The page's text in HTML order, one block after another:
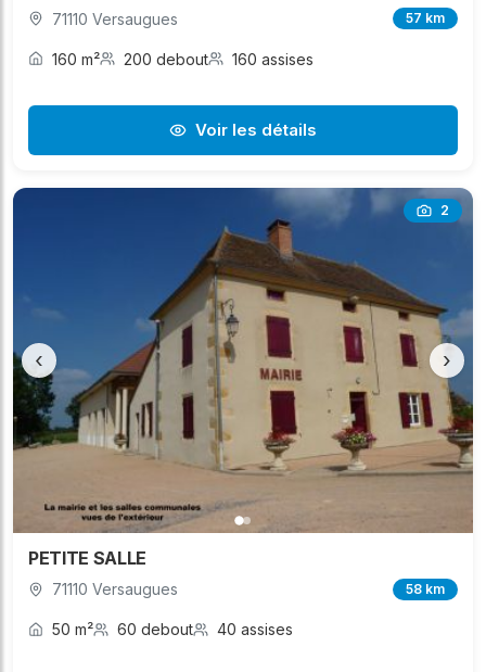
71110 Versaugues 57 km
160 m² 200 debout 160 assises
Voir les détails
2
‹ ›
PETITE SALLE
71110 Versaugues 58 km
50 m² 60 debout 40 assises